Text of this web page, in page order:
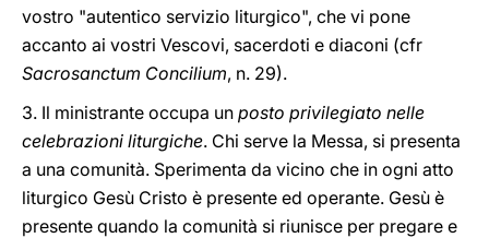
vostro "autentico servizio liturgico", che vi pone
accanto ai vostri Vescovi, sacerdoti e diaconi (cfr
Sacrosanctum Concilium, n. 29).
3. Il ministrante occupa un posto privilegiato nelle
celebrazioni liturgiche. Chi serve la Messa, si presenta
a una comunità. Sperimenta da vicino che in ogni atto
liturgico Gesù Cristo è presente ed operante. Gesù è
presente quando la comunità si riunisce per pregare e